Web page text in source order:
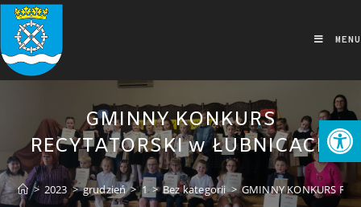
MENU
GMINNY KONKURS
RECYTATORSKI w ŁUBNICACH
> 2023 > grudzień > 1 > Bez kategorii > GMINNY KONKURS